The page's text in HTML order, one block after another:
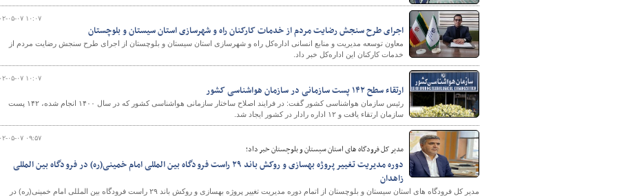
۱۴۰۲-۰۵-۰۷
اجرای طرح سنجش رضایت مردم از خدمات کارکنان راه و شهرسازی استان سیستان و بلوچستان
معاون توسعه مدیریت و منابع انسانی اداره‌کل راه و شهرسازی استان سیستان و بلوچستان از اجرای طرح سنجش رضایت مردم از
خدمات کارکنان این اداره‌کل خبر داد.
۱۴۰۲-۰۵-۰۷
ارتقاء سطح ۱۴۲ پست سازمانی در سازمان هواشناسی کشور
رئیس سازمان هواشناسی کشور گفت: در فرایند اصلاح ساختار سازمانی هواشناسی کشور که در سال ۱۴۰۰ انجام شده، ۱۴۲ پست
سازمان ارتقاء یافت و ۱۲ اداره رادار در کشور ایجاد شد.
۱۴۰۲-۰۵-۰۷
مدیر کل فرودگاه های استان سیستان و بلوچستان خبر داد؛
دوره مدیریت تغییر پروژه بهسازی و روکش باند ۲۹ راست فرودگاه بین المللی امام خمینی(ره) در فرودگاه بین المللی
زاهدان
مدیر کل فرودگاه های استان سیستان و بلوچستان از اتمام دوره مدیریت تغییر پروژه بهسازی و روکش باند ۲۹ راست فرودگاه بین المللی امام خمینی(ره) در